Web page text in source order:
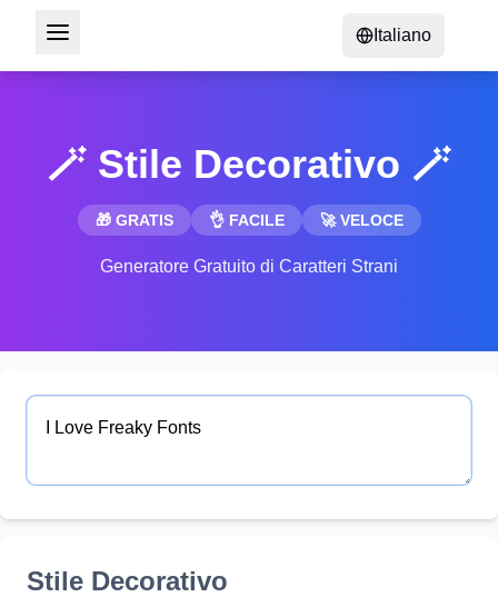
Italiano
🪄 Stile Decorativo 🪄
🎁 GRATIS 👌 FACILE 🚀 VELOCE
Generatore Gratuito di Caratteri Strani
Stile Decorativo